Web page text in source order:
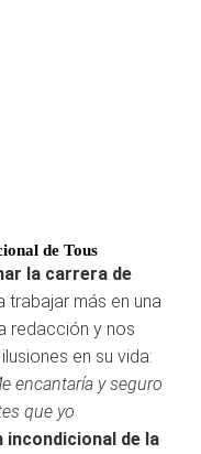
de Tous
la carrera de
trabajar más en una
redacción y nos
en su vida:
encantaría y seguro
que yo
incondicional de la